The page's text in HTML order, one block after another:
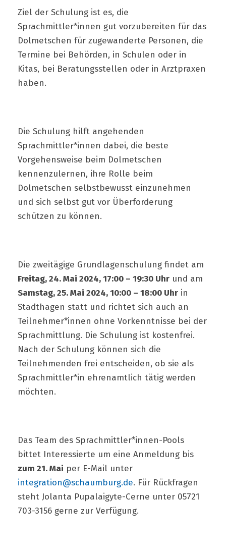
Ziel der Schulung ist es, die
Sprachmittler*innen gut vorzubereiten für das
Dolmetschen für zugewanderte Personen, die
Termine bei Behörden, in Schulen oder in
Kitas, bei Beratungsstellen oder in Arztpraxen
haben.
Die Schulung hilft angehenden
Sprachmittler*innen dabei, die beste
Vorgehensweise beim Dolmetschen
kennenzulernen, ihre Rolle beim
Dolmetschen selbstbewusst einzunehmen
und sich selbst gut vor Überforderung
schützen zu können.
Die zweitägige Grundlagenschulung findet am
Freitag, 24. Mai 2024, 17:00 – 19:30 Uhr und am
Samstag, 25. Mai 2024, 10:00 – 18:00 Uhr in
Stadthagen statt und richtet sich auch an
Teilnehmer*innen ohne Vorkenntnisse bei der
Sprachmittlung. Die Schulung ist kostenfrei.
Nach der Schulung können sich die
Teilnehmenden frei entscheiden, ob sie als
Sprachmittler*in ehrenamtlich tätig werden
möchten.
Das Team des Sprachmittler*innen-Pools
bittet Interessierte um eine Anmeldung bis
zum 21. Mai per E-Mail unter
integration@schaumburg.de. Für Rückfragen
steht Jolanta Pupalaigyte-Cerne unter 05721
703-3156 gerne zur Verfügung.